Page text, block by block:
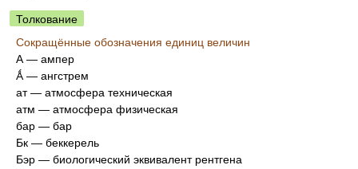
Толкование
Сокращённые обозначения единиц величин
А — ампер
Ǻ — ангстрем
ат — атмосфера техническая
атм — атмосфера физическая
бар — бар
Бк — беккерель
Бэр — биологический эквивалент рентгена